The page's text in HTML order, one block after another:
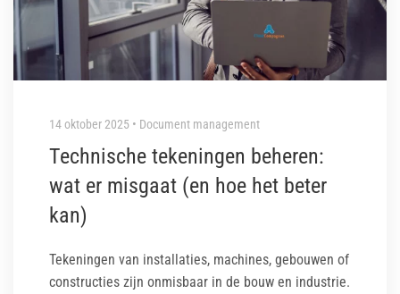
14 oktober 2025 • Document management
Technische tekeningen beheren:
wat er misgaat (en hoe het beter
kan)
Tekeningen van installaties, machines, gebouwen of
constructies zijn onmisbaar in de bouw en industrie.